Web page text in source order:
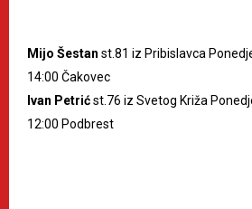
Mijo Šestan st.81 iz Pribislavca
14:00 Čakovec
Ivan Petrićst.76 iz Svetog Križa
12:00 Podbrest